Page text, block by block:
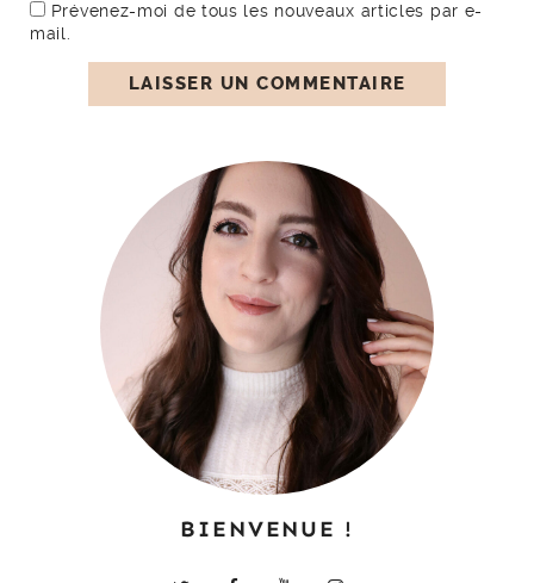
Prévenez-moi de tous les nouveaux articles par e-
mail.
BIENVENUE !